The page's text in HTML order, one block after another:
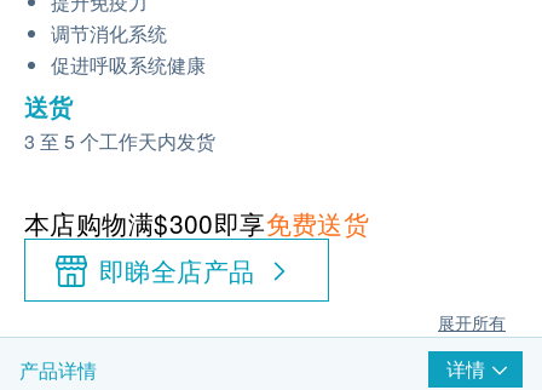
调节消化系统
促进呼吸系统健康
送货
3 至 5 个工作天内发货
本店购物满$300即享免费送货
即睇全店产品
展开所有
产品详情 详情